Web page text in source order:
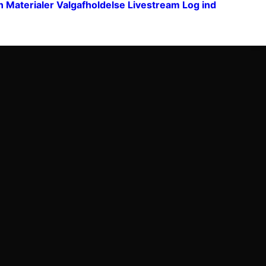
Materialer Valgafholdelse Livestream Log ind